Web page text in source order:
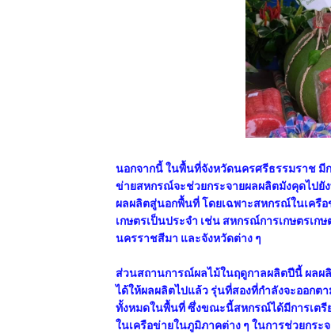
นอกจากนี้ ในพื้นที่จังหวัดนครศรีธรรมราช มี
ข่ายสหกรณ์จะช่วยกระจายผลผลิตมังคุดไปยั
ผลผลิตสู่นอกพื้นที่ โดยเฉพาะสหกรณ์ในเครื
เกษตรเป็นประจำ เช่น สหกรณ์การเกษตรเก
นครราชสีมา และจังหวัดต่าง ๆ
ส่วนสถานการณ์ผลไม้ในฤดูกาลผลิตปีนี้ ผลผ
ได้ให้ผลผลิตไปแล้ว รุ่นที่สองที่กำลังจะออก
ทั้งหมดในพื้นที่ ซึ่งขณะนี้สหกรณ์ได้มีการเตรี
ในเครือข่ายในภูมิภาคต่าง ๆ ในการช่วยกร